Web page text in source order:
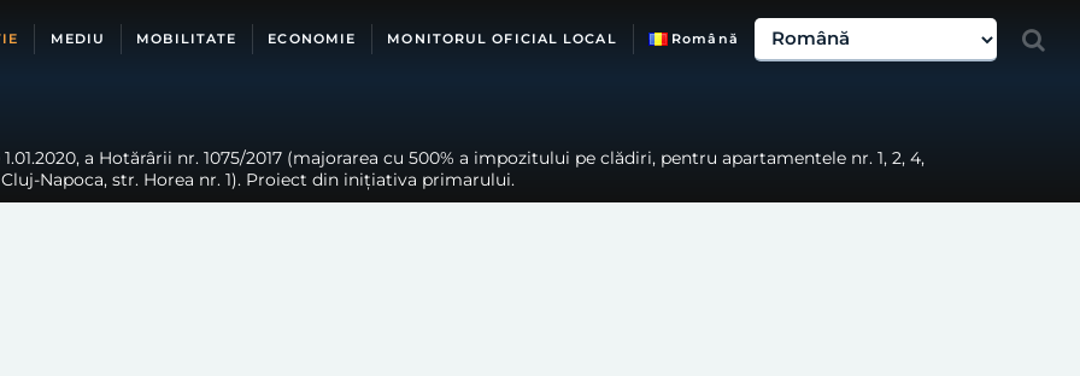
MEDIU MOBILITATE ECONOMIE MONITORUL OFICIAL LOCAL Română
a Hotărârii nr. 1075/2017 (majorarea cu 500% a impozitului pe clădiri, pentru apartamentele nr. 1, 2, 4,
Cluj-Napoca, str. Horea nr. 1). Proiect din inițiativa primarului.